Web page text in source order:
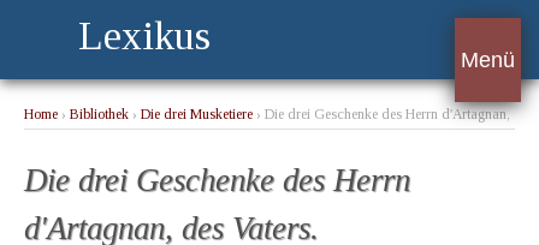
Lexikus
Menü
Home › Bibliothek › Die drei Musketiere › Die drei Geschenke des Herrn d'Artagnan,
Die drei Geschenke des Herrn
d'Artagnan, des Vaters.